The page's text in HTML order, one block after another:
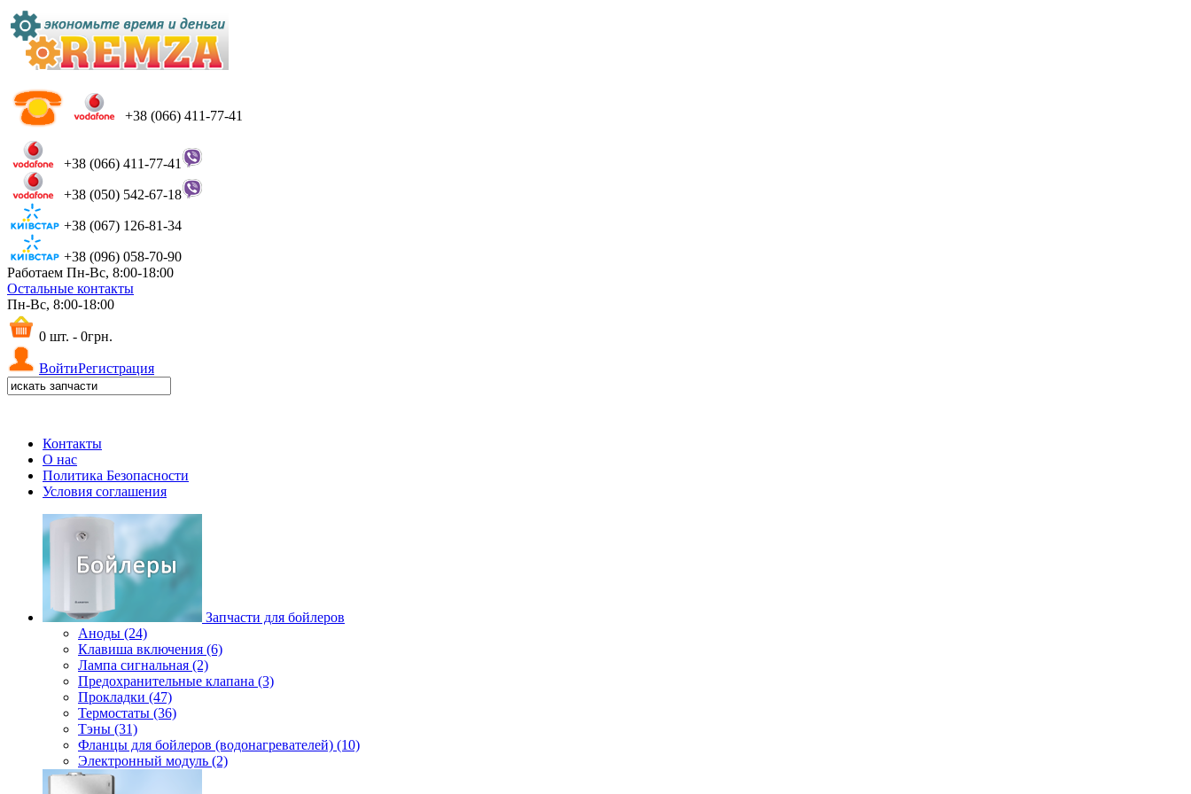
+38 (066) 411-77-41
+38 (066) 411-77-41
+38 (050) 542-67-18
+38 (067) 126-81-34
+38 (096) 058-70-90
Работаем Пн-Вс, 8:00-18:00
Остальные контакты
Пн-Вс, 8:00-18:00
0 шт. - 0грн.
ВойтиРегистрация
Контакты
О нас
Политика Безопасности
Условия соглашения
Запчасти для бойлеров
Аноды (24)
Клавиша включения (6)
Лампа сигнальная (2)
Предохранительные клапана (3)
Прокладки (47)
Термостаты (36)
Тэны (31)
Фланцы для бойлеров (водонагревателей) (10)
Электронный модуль (2)